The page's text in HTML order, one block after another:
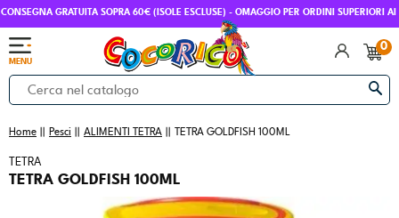
MENU
0
Home Pesci ALIMENTI TETRA TETRA GOLDFISH 100ML
TETRA
TETRA GOLDFISH 100ML